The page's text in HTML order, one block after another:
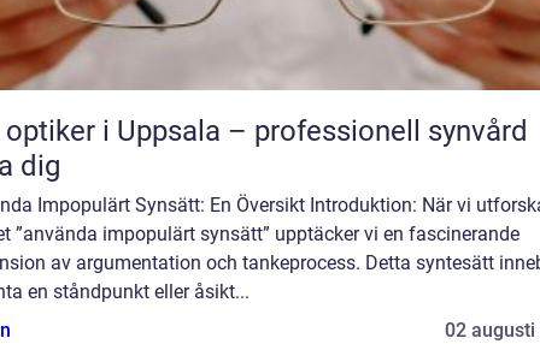
optiker i Uppsala – professionell synvård
dig
Impopulärt Synsätt: En Översikt Introduktion: När vi
”använda impopulärt synsätt” upptäcker vi en fascinerande
av argumentation och tankeprocess. Detta syntesätt
en ståndpunkt eller åsikt...
02 augusti